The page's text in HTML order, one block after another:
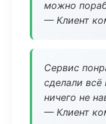
можно
— Клиент
Сервис
сделали всё
ничего не
— Клиент